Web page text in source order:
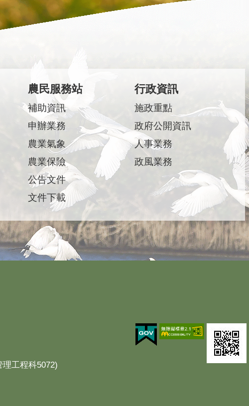
農民服務站
補助資訊
申辦業務
農業氣象
農業保險
公告文件
文件下載
行政資訊
施政重點
政府公開資訊
人事業務
政風業務
工程科5072)